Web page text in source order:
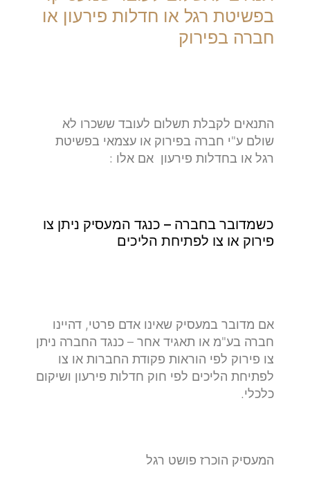
בפשיטת רגל או חדלות פירעון או
חברה בפירוק
התנאים לקבלת תשלום לעובד ששכרו לא
שולם ע"י חברה בפירוק או עצמאי בפשיטת
רגל או בחדלות פירעון אם אלו :
כשמדובר בחברה – כנגד המעסיק ניתן צו
פירוק או צו לפתיחת הליכים
אם מדובר במעסיק שאינו אדם פרטי, דהיינו
חברה בע"מ או תאגיד אחר – כנגד החברה ניתן
צו פירוק לפי הוראות פקודת החברות או צו
לפתיחת הליכים לפי חוק חדלות פירעון ושיקום
כלכלי.
המעסיק הוכרז פושט רגל